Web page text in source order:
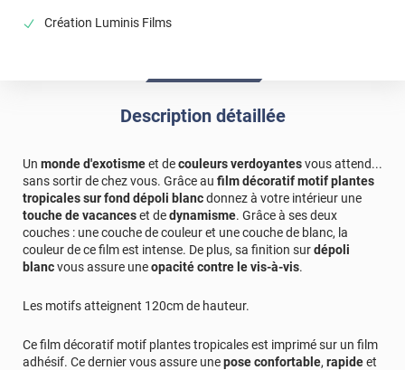
Création Luminis Films
Description détaillée
Un monde d'exotismeet decouleurs verdoyantesvous attend...
sans sortir de chez vous. Grâce au film décoratif motif plantes
tropicales sur fond dépoli blancdonnez à votre intérieur une
touche de vacanceset dedynamisme. Grâce à ses deux
couches : une couche de couleur et une couche de blanc, la
couleur de ce film est intense. De plus, sa finition surdépoli
blancvous assure uneopacité contre le vis-à-vis.
Les motifs atteignent 120cm de hauteur.
Ce film décoratif motif plantes tropicales est imprimé sur un film
adhésif. Ce dernier vous assure unepose confortable, rapideet